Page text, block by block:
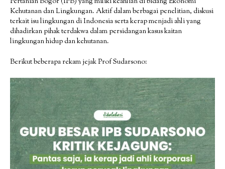
Kehutanan dan Lingkungan. Aktif dalam berbagai penelitian, diskusi
terkait isu lingkungan di Indonesia serta kerap menjadi ahli yang
dihadirkan pihak terdakwa dalam persidangan kasus kaitan
lingkungan hidup dan kehutanan.
Berikut beberapa rekam jejak Prof Sudarsono: